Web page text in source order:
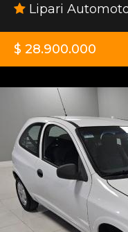
Lipari
$ 28.900.000